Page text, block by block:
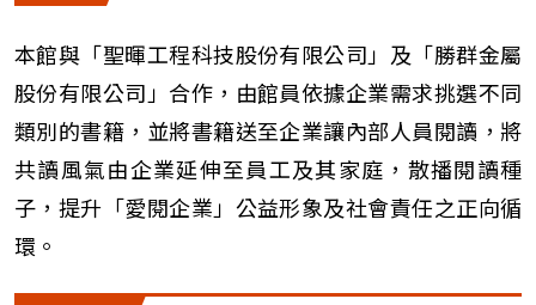
本館與「聖暉工程科技股份有限公司」及「勝群金屬
股份有限公司」合作，由館員依據企業需求挑選不同
類別的書籍，並將書籍送至企業讓內部人員閱讀，將
共讀風氣由企業延伸至員工及其家庭，散播閱讀種
子，提升「愛閱企業」公益形象及社會責任之正向循
環。